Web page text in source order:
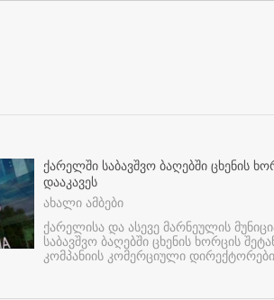
ქარელში საბავშვო ბაღებში ცხენის
დააკავეს
ახალი ამბები
ქარელისა და ასევე მარნეულის
საბავშვო ბაღებში ცხენის ხორცის
კომპანიის კომერციული დირექტორები